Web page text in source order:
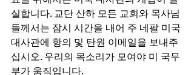
실합니다. 교단 산하 모든 교회와 목사님
들께서는 잠시 시간을 내어 주 네팔 미국
대사관에 항의 및 탄원 이메일을 보내주
십시오. 우리의 목소리가 모여야 미 국무
부가 움직입니다.